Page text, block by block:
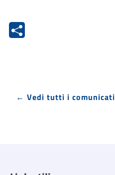
← Vedi tutti i comunicati